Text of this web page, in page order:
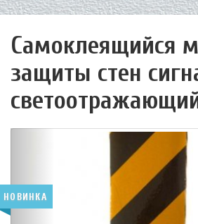
Самоклеящийся
защиты стен
НОВИНКА